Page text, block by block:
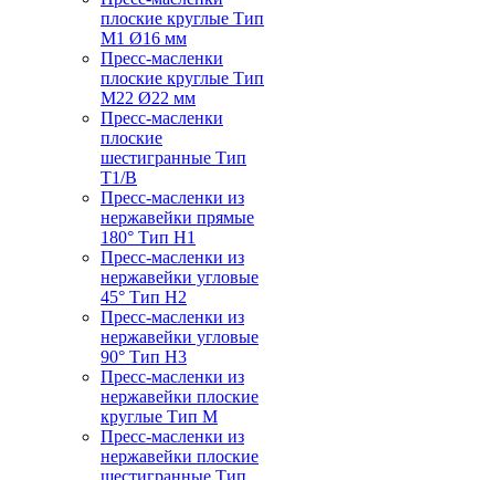
плоские круглые Тип
M1 Ø16 мм
Пресс-масленки
плоские круглые Тип
M22 Ø22 мм
Пресс-масленки
плоские
шестигранные Тип
T1/B
Пресс-масленки из
нержавейки прямые
180° Тип H1
Пресс-масленки из
нержавейки угловые
45° Тип H2
Пресс-масленки из
нержавейки угловые
90° Тип H3
Пресс-масленки из
нержавейки плоские
круглые Тип M
Пресс-масленки из
нержавейки плоские
шестигранные Тип